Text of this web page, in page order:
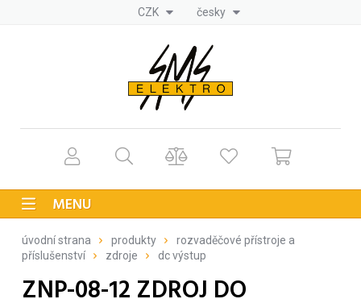
CZK česky
MENU
úvodní strana produkty
rozvaděčové přístroje a
příslušenství
zdroje dc výstup
ZNP-08-12 ZDROJ DO